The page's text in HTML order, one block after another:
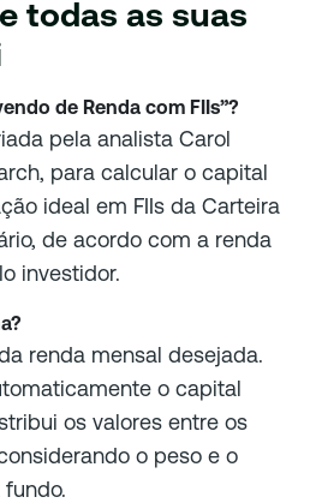
todas as suas
de Renda com FIIs”?
pela analista Carol
para calcular o capital
ideal em FIIs da Carteira
de acordo com a renda
investidor.
renda mensal desejada.
o capital
os valores entre os
o peso e o